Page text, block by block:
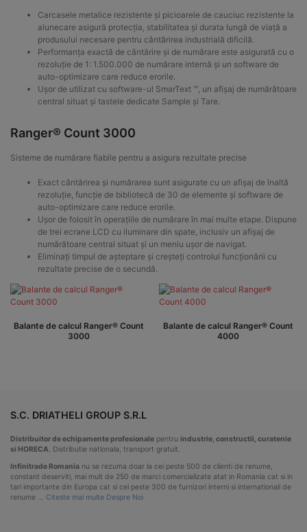
Carcasele metalice rezistente și picioarele de cauciuc rezistente la
alunecare asigură protecția, stabilitatea și durata lungă de viață a
produsului necesare pentru cântărirea industrială dificilă.
Performanța exactă de cântărire și de numărare este asigurată cu o
rezoluție de 1: 1.500.000 de numărare internă și un software de
auto-optimizare care reduce erorile.
Ușor de utilizat cu software-ul SmarText ™, un afișaj de numărătoare
central situat și tastele dedicate Sample și Tare.
Ranger® Count 3000
Sisteme de numărare fiabile pentru a asigura rezultate precise
Exact cântărirea și numărarea sunt asigurate cu un afișaj de înaltă
rezoluție, funcție de bibliotecă de 30 de elemente și software de
auto-optimizare care reduce erorile.
Ușor de folosit în operațiile de numărare în mai multe etape. Dispune
de trei ecrane LCD cu iluminare din spate, inclusiv un afișaj de
numărătoare central situat și un meniu ușor de navigat.
Eliminați timpul de așteptare și creșteți controlul funcționării cu
rezultate precise de o secundă.
Balante de calcul Ranger® Count
3000
Balante de calcul Ranger® Count
4000
S.C. DRIATHELI GROUP S.R.L
Distribuitor de echipamente profesionale pentru industrie, constructii, curatenie
si HORECA. Distributie nationala, transport gratuit.
Infinitrade Romania nu se rezuma doar la cei peste 500 de clienti de renume,
constant deserviti, mai mult de 250 de marci comercializate atat in Romania cat si in
tari importante din Europa cat si cei peste 300 de furnizori interni si internationali de
renume … Citeste mai multe Despre Noi